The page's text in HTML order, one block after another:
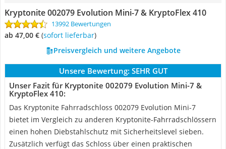
Kryptonite 002079 Evolution Mini-7 & KryptoFlex 410
13992 Bewertungen
ab 47,00 € ( Sofort lieferbar)
Preisvergleich und weitere Angebote
Unsere Bewertung: SEHR GUT
Unser Fazit für Kryptonite 002079 Evolution Mini-7 &
KryptoFlex 410:
Das Kryptonite Fahrradschloss 002079 Evolution Mini-7
bietet im Vergleich zu anderen Kryptonite-Fahrradschlössern
einen hohen Diebstahlschutz mit Sicherheitslevel sieben.
Zusätzlich verfügt das Schloss über einen praktischen